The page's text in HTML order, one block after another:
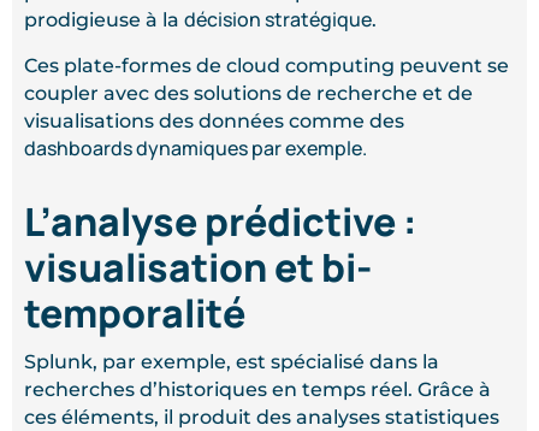
prodigieuse à la décision stratégique.
Ces plate-formes de cloud computing peuvent se
coupler avec des solutions de recherche et de
visualisations des données comme des
dashboards dynamiques par exemple.
L’analyse prédictive :
visualisation et bi-
temporalité
Splunk, par exemple, est spécialisé dans la
recherches d’historiques en temps réel. Grâce à
ces éléments, il produit des analyses statistiques